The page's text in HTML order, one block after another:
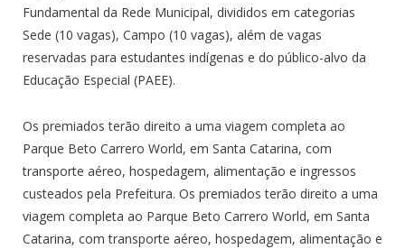
Fundamental da Rede Municipal, divididos em categorias
Sede (10 vagas), Campo (10 vagas), além de vagas
reservadas para estudantes indígenas e do público-alvo da
Educação Especial (PAEE).
Os premiados terão direito a uma viagem completa ao
Parque Beto Carrero World, em Santa Catarina, com
transporte aéreo, hospedagem, alimentação e ingressos
custeados pela Prefeitura. Os premiados terão direito a uma
viagem completa ao Parque Beto Carrero World, em Santa
Catarina, com transporte aéreo, hospedagem, alimentação e